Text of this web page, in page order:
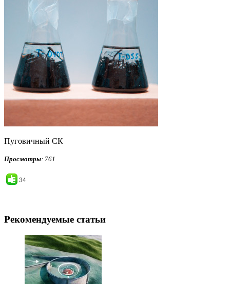
Пуговичный СК
Просмотры: 761
34
Рекомендуемые статьи